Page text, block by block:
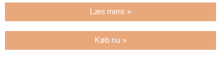
Læs mere »
Køb nu »